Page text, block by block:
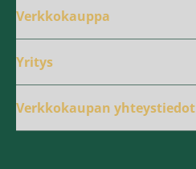
Verkkokauppa
Yritys
Verkkokaupan yhteystiedot